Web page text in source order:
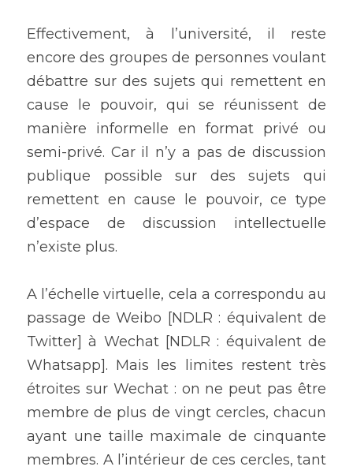
Effectivement, à l’université, il reste
encore des groupes de personnes voulant
débattre sur des sujets qui remettent en
cause le pouvoir, qui se réunissent de
manière informelle en format privé ou
semi-privé. Car il n’y a pas de discussion
publique possible sur des sujets qui
remettent en cause le pouvoir, ce type
d’espace de discussion intellectuelle
n’existe plus.
A l’échelle virtuelle, cela a correspondu au
passage de Weibo [NDLR : équivalent de
Twitter] à Wechat [NDLR : équivalent de
Whatsapp]. Mais les limites restent très
étroites sur Wechat : on ne peut pas être
membre de plus de vingt cercles, chacun
ayant une taille maximale de cinquante
membres. A l’intérieur de ces cercles, tant